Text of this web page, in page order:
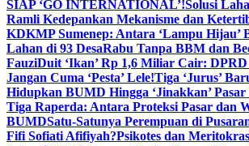
SIAP ‘GO INTERNATIONAL’!Solusi
Ramli Kedepankan Mekanisme dan
KDKMP Sumenep: Antara ‘Lampu Hijau’
Lahan di 93 DesaRabu Tanpa BBM dan
FauziDuit ‘Ikan’ Rp 1,6 Miliar Cair:
Jangan Cuma ‘Pesta’ Lele!Tiga ‘Jurus’
Hidupkan BUMD Hingga ‘Jinakkan’
Tiga Raperda: Antara Proteksi Pasar dan
BUMDSatu-Satunya Perempuan di
Fifi Sofiati Afifiyah?Psikotes dan